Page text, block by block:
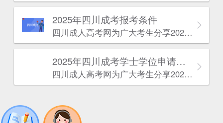
2025年‌‌‌‌四川成考报考条件
四川成人高考网​为广大考生分享2025年‌‌‌‌四川成考报考条件。为广大在职人员和社会人士提供学历提升的机会。更多四川成考考试信息，欢迎在线访问四川成人高考网。
2025年‌‌‌‌四川成考学士学位申请条件
四川成人高考网​为广大考生分享2025年‌‌‌‌四川成考学士学位申请条件。为广大在职人员和社会人士提供学历提升的机会。更多四川成考考试信息，欢迎在线访问四川成人高考网。